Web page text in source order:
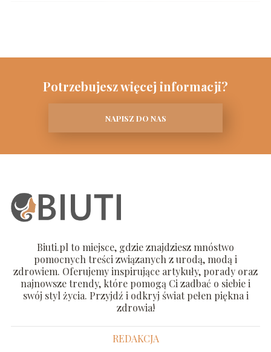
Potrzebujesz więcej informacji?
NAPISZ DO NAS
Biuti.pl to miejsce, gdzie znajdziesz mnóstwo
pomocnych treści związanych z urodą, modą i
zdrowiem. Oferujemy inspirujące artykuły, porady oraz
najnowsze trendy, które pomogą Ci zadbać o siebie i
swój styl życia. Przyjdź i odkryj świat pełen piękna i
zdrowia!
REDAKCJA